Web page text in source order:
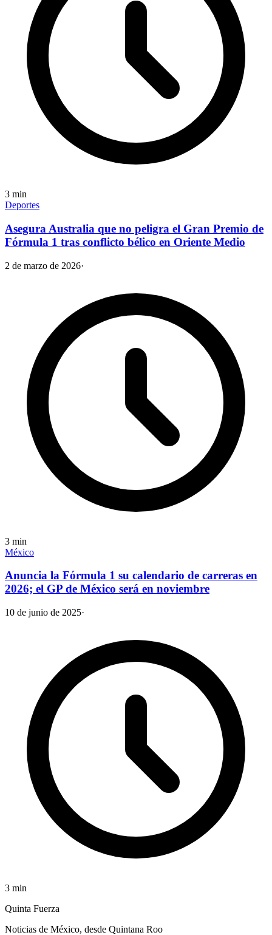
3 min
Deportes
Asegura Australia que no peligra el Gran Premio de
Fórmula 1 tras conflicto bélico en Oriente Medio
2 de marzo de 2026·
3 min
México
Anuncia la Fórmula 1 su calendario de carreras en
2026; el GP de México será en noviembre
10 de junio de 2025·
3 min
Quinta Fuerza
Noticias de México, desde Quintana Roo